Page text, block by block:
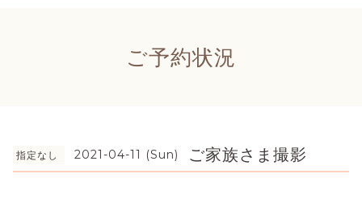
ご予約状況
指定なし 2021-04-11 (Sun) ご家族さま撮影